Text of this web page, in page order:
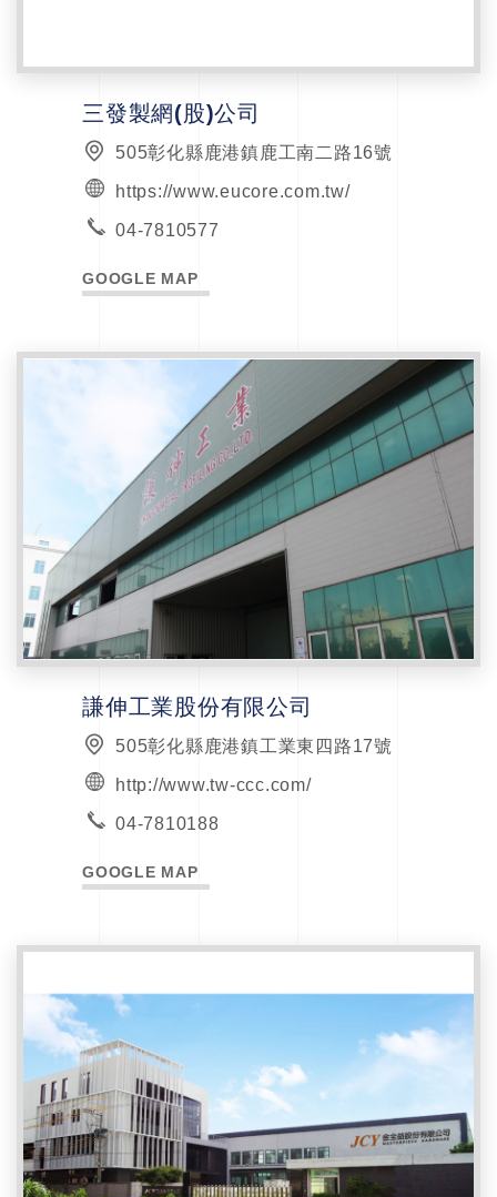
三發製網(股)公司
505彰化縣鹿港鎮鹿工南二路16號
https://www.eucore.com.tw/
04-7810577
GOOGLE MAP
謙伸工業股份有限公司
505彰化縣鹿港鎮工業東四路17號
http://www.tw-ccc.com/
04-7810188
GOOGLE MAP